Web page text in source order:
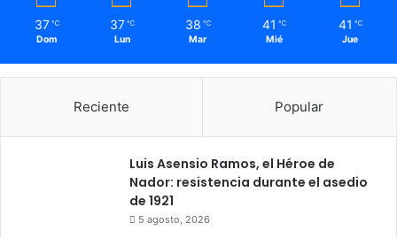
37 ℃
Dom
37 ℃
Lun
38 ℃
Mar
41 ℃
Mié
41 ℃
Jue
Reciente Popular
Luis Asensio Ramos, el Héroe de
Nador: resistencia durante el asedio
de 1921
5 agosto, 2026